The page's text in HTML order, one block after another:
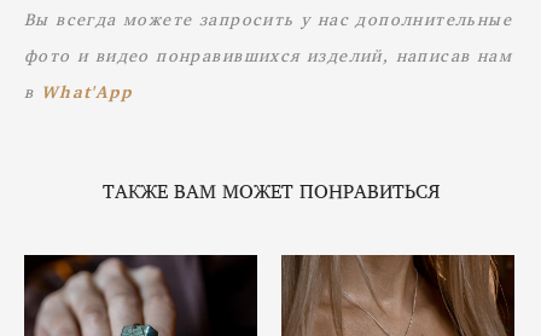
Вы всегда можете запросить у нас дополнительные
фото и видео понравившихся изделий, написав нам
в What'App
ТАКЖЕ ВАМ МОЖЕТ ПОНРАВИТЬСЯ